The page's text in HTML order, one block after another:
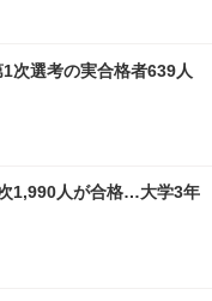
次選考の実合格者639人
1,990人が合格…大学3年